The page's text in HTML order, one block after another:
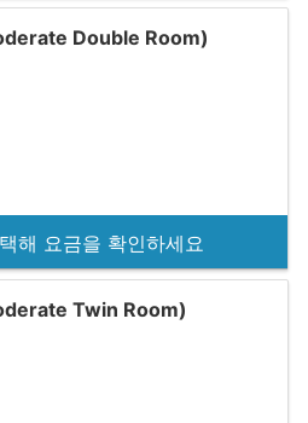
Double Room)
해 요금을 확인하세요
Twin Room)